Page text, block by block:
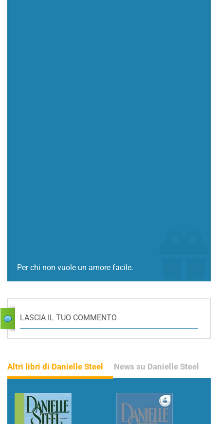
Per chi non vuole un amore facile.
LASCIA IL TUO COMMENTO
Altri libri di Danielle Steel News su Danielle Steel